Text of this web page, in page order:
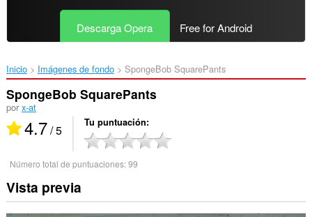
Descarga Opera Free for Android
Inicio Imágenes de fondo SpongeBob SquarePants‎
SpongeBob SquarePants
por x-at
4.7/ 5 Tu puntuación
Número total de puntuaciones:99
Vista previa